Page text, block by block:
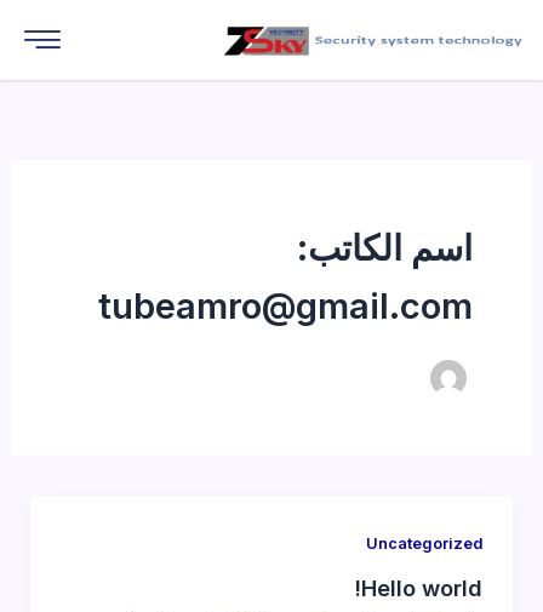
إلى
المحتوى
اسم الكاتب:
tubeamro@gmail.com
Uncategorized
Hello world!